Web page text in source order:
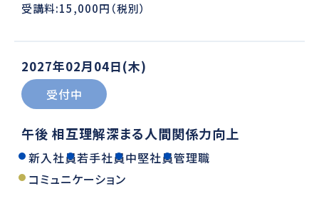
受講料:15,000円（税別）
2027年02月04日(木)
受付中
午後 相互理解深まる人間関係力向上
新入社員若手社員中堅社員管理職
コミュニケーション